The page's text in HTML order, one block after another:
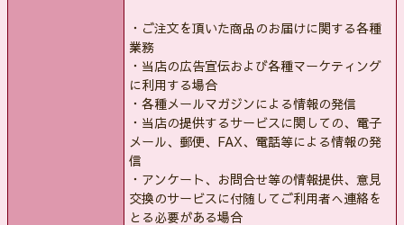
・ご注文を頂いた商品のお届けに関する各種
業務
・当店の広告宣伝および各種マーケティング
に利用する場合
・各種メールマガジンによる情報の発信
・当店の提供するサービスに関しての、電子
メール、郵便、FAX、電話等による情報の発
信
・アンケート、お問合せ等の情報提供、意見
交換のサービスに付随してご利用者へ連絡を
とる必要がある場合